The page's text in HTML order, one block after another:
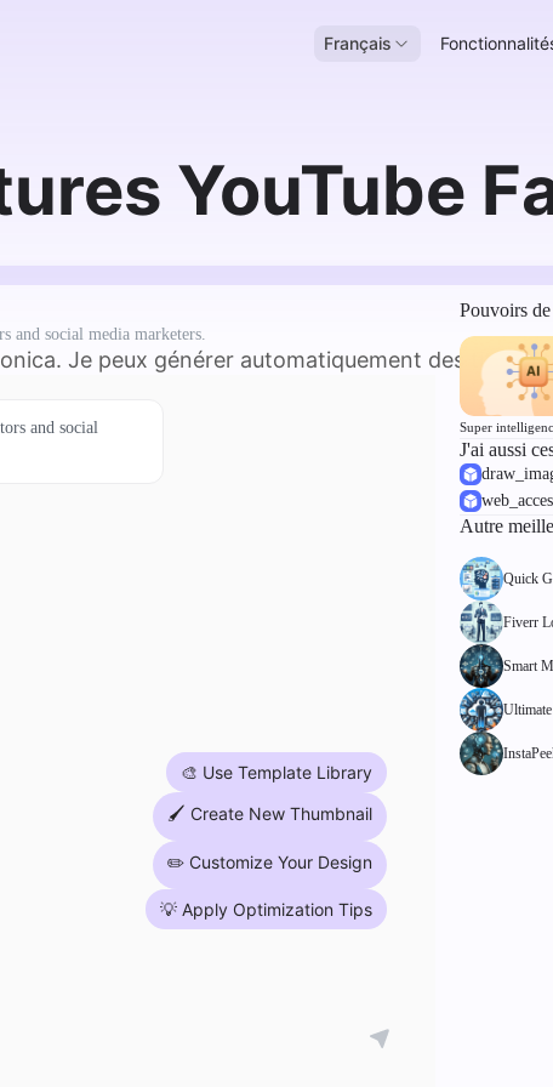
Français
YouTube
Je peux générer automatiquement des titres
and social media marketers.
and social
🎨 Use Template Library
🖌 Create New Thumbnail
✏️ Customize Your Design
💡 Apply Optimization Tips
Pouvoirs
Super
J'ai aussi
Autre
Quick
Fiverr
Smart